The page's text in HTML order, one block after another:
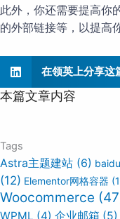
此外，你还需要提高你
的外部链接等，以提高
在领英上分享这
本篇文章内容
Tags
Astra主题建站 (6)
(12) Elementor网格容器
Woocommerce
WPML (4) 企业邮箱 (5)